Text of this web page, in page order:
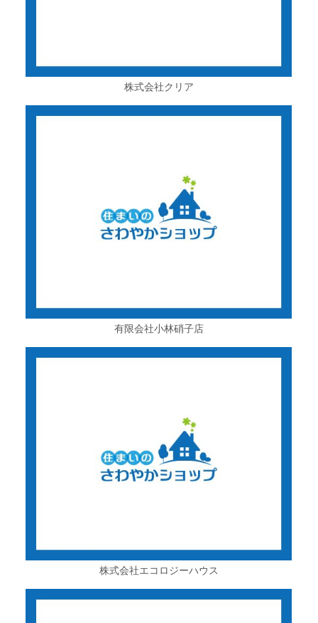
株式会社クリア
有限会社小林硝子店
株式会社エコロジーハウス